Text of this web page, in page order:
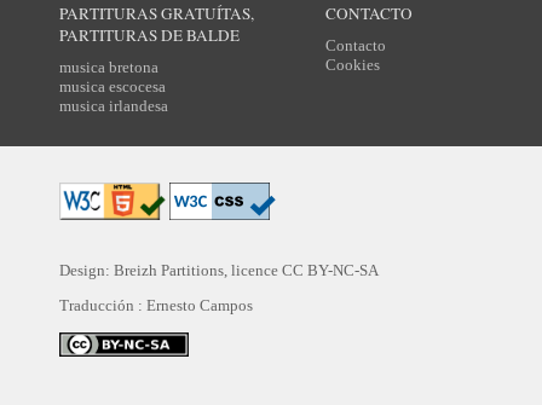
PARTITURAS GRATUÍTAS,
PARTITURAS DE BALDE
musica bretona
musica escocesa
musica irlandesa
CONTACTO
Contacto
Cookies
Design: Breizh Partitions, licence CC BY-NC-SA
Traducción : Ernesto Campos